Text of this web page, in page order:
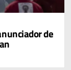
de